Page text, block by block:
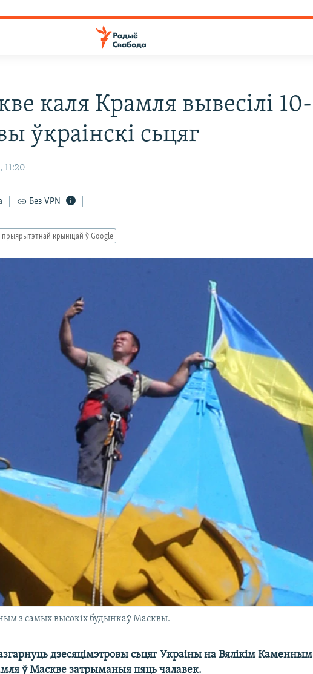
каля Крамля вывесілі 10-
ўкраінскі сьцяг
11:20
Без VPN
прыярытэтнай крыніцай ў Google
з самых высокіх будынкаў Масквы.
дзесяцімэтровы сьцяг Украіны на Вялікім Каменным
ў Маскве затрыманыя пяць чалавек.